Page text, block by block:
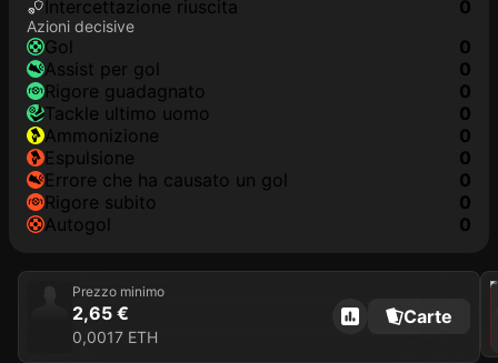
Intercettazione riuscita
0
Azioni decisive
Gol
0
Assist per gol
0
Rigore guadagnato
0
Tackle ultimo uomo
0
Ammonizione
0
Espulsione
0
Errore che ha causato un gol
0
Rigore subito
0
Autogol
0
Prezzo minimo
2,65 €
0,0017 ETH
Carte
2025